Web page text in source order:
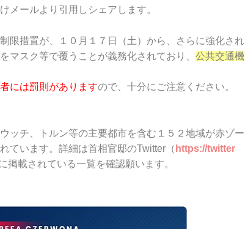
メールより引用しシェアします。
限措置が、
１０月１７日（土）から、さらに強化され
マスク等で覆うことが義務化されてお り、 公共交通機
には罰則がありますので、十分にご注意ください。
ッチ、トルン等の主要都市を含む１５２地域が赤ゾー
ています。詳細は首相官邸のTwitter（ https://twitter
掲載されている一覧を確認願います。